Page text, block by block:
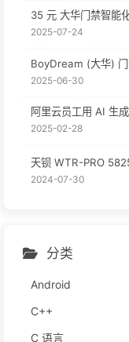
35 元 大华门禁智能
2025-07-24
BoyDream (大华)
2025-06-30
阿里云员工用 AI 生
2025-02-28
天钡 WTR-PRO
2024-07-30
分类
Android
C++
C 语言